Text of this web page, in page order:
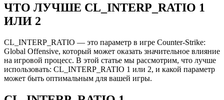
ЧТО ЛУЧШЕ CL_INTERP_RATIO 1
ИЛИ 2
CL_INTERP_RATIO — это параметр в игре Counter-Strike:
Global Offensive, который может оказать значительное влияние
на игровой процесс. В этой статье мы рассмотрим, что лучше
использовать: CL_INTERP_RATIO 1 или 2, и какой параметр
может быть оптимальным для вашей игры.